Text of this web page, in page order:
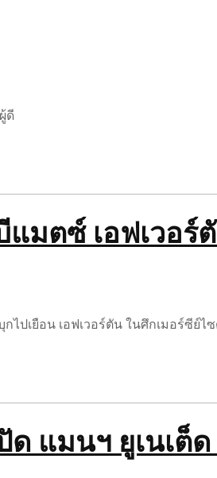
ดี
มตซ์ เอฟเวอร์
ปเยือน เอฟเวอร์ตัน ในศึกเมอร์ซีย์ไ
ด แมนฯ ยูเนเต็